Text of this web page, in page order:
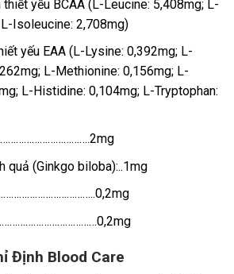
yếu BCAA (L-Leucine: 5,408mg; L-
Isoleucine: 2,708mg)
yếu EAA (L-Lysine: 0,392mg; L-
L-Methionine: 0,156mg; L-
L-Histidine: 0,104mg; L-Tryptophan:
quả (Ginkgo biloba):..1mg
Định Blood Care